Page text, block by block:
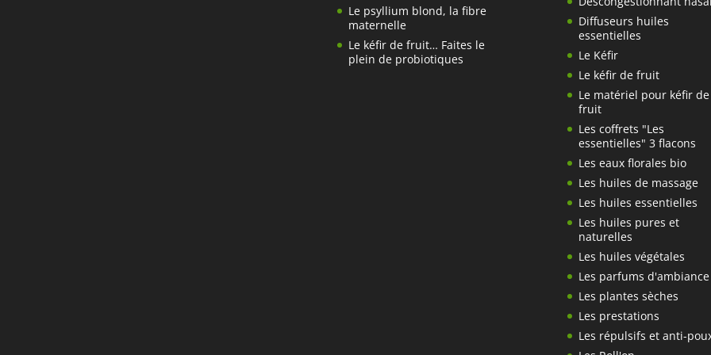
Le psyllium blond, la fibre
maternelle
Le kéfir de fruit… Faites le
plein de probiotiques
Diffuseurs huiles
essentielles
Le Kéfir
Le kéfir de fruit
Le matériel pour kéfir de
fruit
Les coffrets "Les
essentielles" 3 flacons
Les eaux florales bio
Les huiles de massage
Les huiles essentielles
Les huiles pures et
naturelles
Les huiles végétales
Les parfums d'ambiance
Les plantes sèches
Les prestations
Les répulsifs et anti-